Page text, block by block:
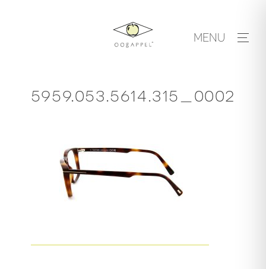
MENU
5959.053.5614.315_0002